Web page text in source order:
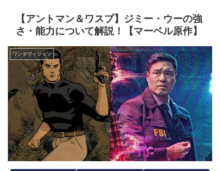
【アントマン＆ワスプ】ジミー・ウーの強
さ・能力について解説！【マーベル原作】
ワンダヴィジョン